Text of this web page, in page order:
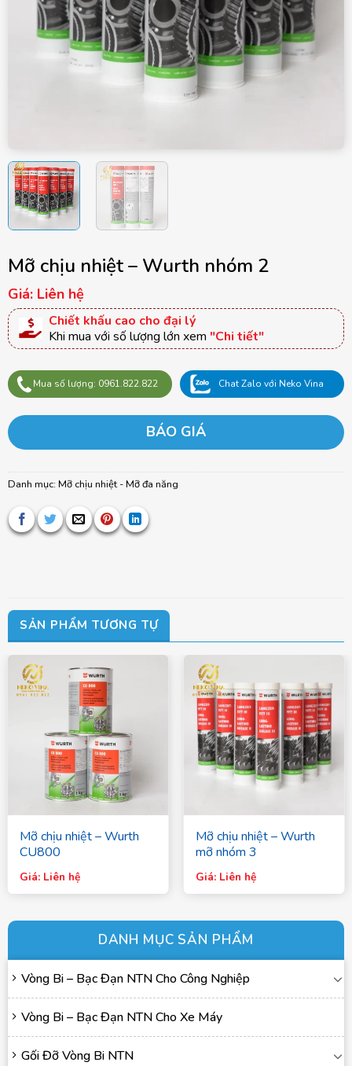
DANH MỤC SẢN PHẨM
Vòng Bi – Bạc Đạn NTN Cho Công Nghiệp
Vòng Bi – Bạc Đạn NTN Cho Xe Máy
Gối Đỡ Vòng Bi NTN
Mỡ chịu nhiệt – Wurth nhóm 2
Giá: Liên hệ
Chiết khấu cao cho đại lý
Khi mua với số lượng lớn xem "Chi tiết"
Mua số lượng: 0961.822.822 Chat Zalo với Neko Vina
BÁO GIÁ
Danh mục: Mỡ chịu nhiệt - Mỡ đa năng
SẢN PHẨM TƯƠNG TỰ
Mỡ chịu nhiệt – Wurth
CU800
Giá: Liên hệ
Mỡ chịu nhiệt – Wurth
mỡ nhóm 3
Giá: Liên hệ